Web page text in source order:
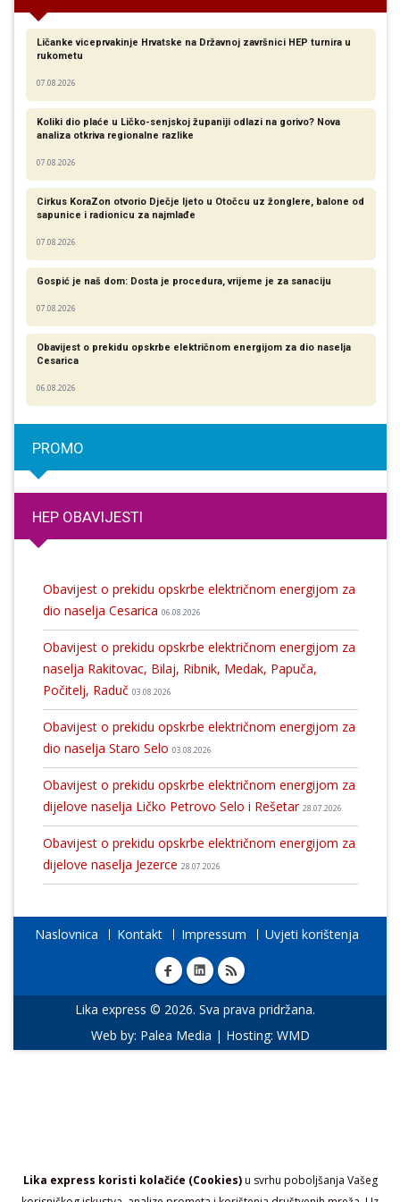
Lika express koristi kolačiće (Cookies)u svrhu poboljšanja Vašeg
Ličanke viceprvakinje Hrvatske na Državnoj završnici HEP turnira u
rukometu
07.08.2026
Koliki dio plaće u Ličko-senjskoj županiji odlazi na gorivo? Nova
analiza otkriva regionalne razlike​
07.08.2026
Cirkus KoraZon otvorio Dječje ljeto u Otočcu uz žonglere, balone od
sapunice i radionicu za najmlađe
07.08.2026
Gospić je naš dom: Dosta je procedura, vrijeme je za sanaciju
07.08.2026
Obavijest o prekidu opskrbe električnom energijom za dio naselja
Cesarica
06.08.2026
PROMO
HEP OBAVIJESTI
Obavijest o prekidu opskrbe električnom energijom za
dio naselja Cesarica 06.08.2026
Obavijest o prekidu opskrbe električnom energijom za
naselja Rakitovac, Bilaj, Ribnik, Medak, Papuča,
Počitelj, Raduč 03.08.2026
Obavijest o prekidu opskrbe električnom energijom za
dio naselja Staro Selo 03.08.2026
Obavijest o prekidu opskrbe električnom energijom za
dijelove naselja Ličko Petrovo Selo i Rešetar 28.07.2026
Obavijest o prekidu opskrbe električnom energijom za
dijelove naselja Jezerce 28.07.2026
Naslovnica Kontakt Impressum Uvjeti korištenja
Lika express © 2026. Sva prava pridržana.
Web by: Palea Media | Hosting: WMD